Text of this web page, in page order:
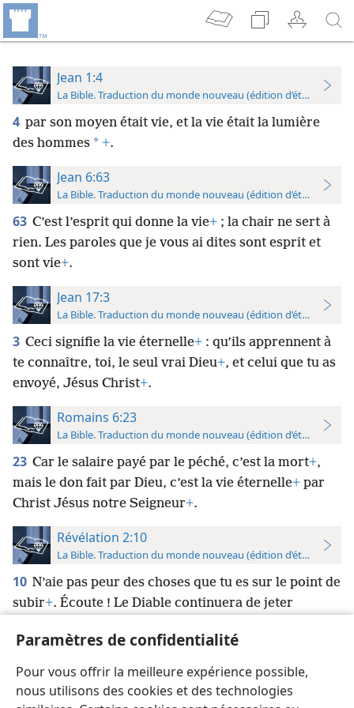
Paramètres de confidentialité
Pour vous offrir la meilleure expérience possible,
nous utilisons des cookies et des technologies
Jean 1:4
La Bible. Traduction du monde nouveau (édition d’étude)
4 par son moyen était vie, et la vie était la lumière
des hommes * +.
Jean 6:63
La Bible. Traduction du monde nouveau (édition d’étude)
63 C’est l’esprit qui donne la vie+ ; la chair ne sert à
rien. Les paroles que je vous ai dites sont esprit et
sont vie+.
Jean 17:3
La Bible. Traduction du monde nouveau (édition d’étude)
3 Ceci signifie la vie éternelle+ : qu’ils apprennent à
te connaître, toi, le seul vrai Dieu+, et celui que tu as
envoyé, Jésus Christ+.
Romains 6:23
La Bible. Traduction du monde nouveau (édition d’étude)
23 Car le salaire payé par le péché, c’est la mort+,
mais le don fait par Dieu, c’est la vie éternelle+ par
Christ Jésus notre Seigneur+.
Révélation 2:10
La Bible. Traduction du monde nouveau (édition d’étude)
10 N’aie pas peur des choses que tu es sur le point de
subir+. Écoute ! Le Diable continuera de jeter
pleinement mis à l’épreuve, et vous serez
persécutés
* pendant dix jours. Reste fidèle jusqu’à
la mort, et je te donnerai la couronne de vie+.